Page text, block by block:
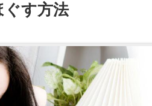
ぐす方法